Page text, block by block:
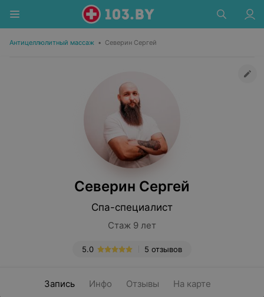
Антицеллюлитный массаж • Северин Сергей
Северин Сергей
Спа-специалист
Стаж 9 лет
5 отзывов
5.0
Запись Инфо Отзывы На карте